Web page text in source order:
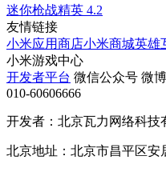
迷你枪战精英 4.2
友情链接
小米应用商店小米商城英雄
小米游戏中心
开发者平台 微信公众号 微
010-60606666
开发者：北京瓦力网络科技
北京地址：北京市昌平区安